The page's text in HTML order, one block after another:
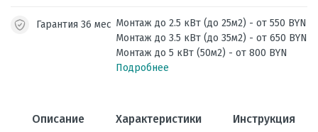
Гарантия 36 мес Монтаж до 2.5 кВт (до 25м2) - от 550 BYN
Монтаж до 3.5 кВт (до 35м2) - от 650 BYN
Монтаж до 5 кВт (50м2) - от 800 BYN
Подробнее
Описание Характеристики Инструкция